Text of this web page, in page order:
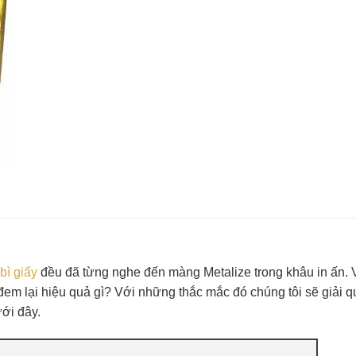
giấyđều đã từng nghe đến màng Metalize trong khâu in ấn.
lại hiệu quả gì? Với những thắc mắc đó chúng tôi sẽ giải
đây.